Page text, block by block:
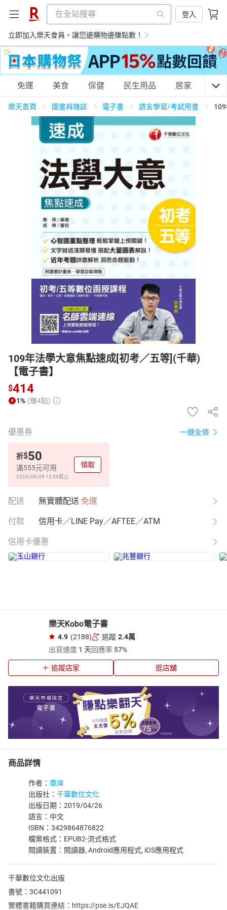
登入
立即加入樂天會員，讓您邊購物邊賺點數！
購物網分類
天天免運 美食蛋糕 養生保健 民生用品
居家生活 3C家電 運動休閒
化妝保養 情趣用品
日本購物 電子/紙本書
HOT
免運 美食 保健 民生用品 居家 3C
樂天首頁 圖書與雜誌 電子書 語言學習/考試用書
109年法學大意焦點速成[初考／五等](千華)
【電子書】
$414
1% (賺4點)
優惠券 一鍵全領
折$50
滿555元可用
2026/08/09 15:59截止
領取
配送 無實體配送 免運
付款 信用卡／LINE Pay／AFTEE／ATM
信用卡優惠
樂天Kobo電子書
4.9 (2188) 追蹤 2.4萬
出貨速度 1 天回應率57%
追蹤店家 逛店舖
商品詳情
作者： 章庠
出版社： 千華數位文化
出版日期：2019/04/26
語言：中文
ISBN：3429864876822
檔案格式：EPUB2-流式格式
閱讀裝置：閱讀器, Android應用程式, iOS應用程式
千華數位文化出版
書號：3C441091
實體書籍購買連結：https://pse.is/EJQAE